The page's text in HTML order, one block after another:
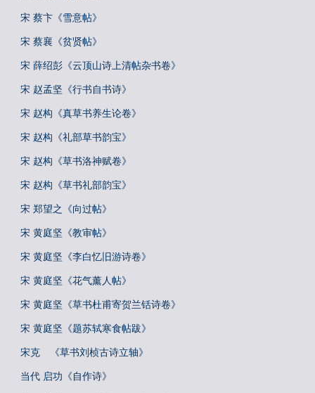
宋 蔡卞《雪意帖》
宋 蔡襄《贫贤帖》
宋 薛绍彭《云顶山诗上清帖杂书卷》
宋 赵孟坚《行书自书诗》
宋 赵构《真草书养生论卷》
宋 赵构《礼部草书韵宝》
宋 赵构《草书洛神赋卷》
宋 赵构《草书礼部韵宝》
宋 郑望之《向过帖》
宋 黄庭坚《教审帖》
宋 黄庭坚《李白忆旧游诗卷》
宋 黄庭坚《花气薰人帖》
宋 黄庭坚《草书杜甫寄贺兰铦诗卷》
宋 黄庭坚《题苏轼寒食帖跋》
宋克 《草书刘桢古诗立轴》
当代 启功《自作诗》